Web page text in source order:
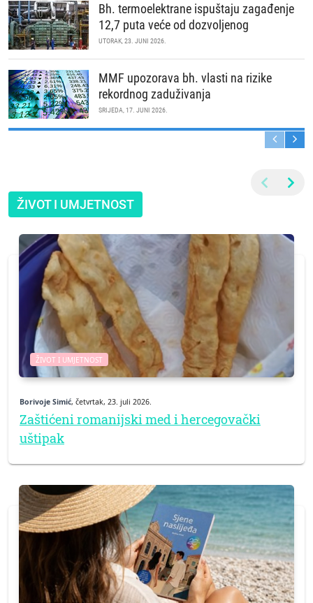
Bh. termoelektrane ispuštaju zagađenje
12,7 puta veće od dozvoljenog
UTORAK, 23. JUNI 2026.
MMF upozorava bh. vlasti na rizike
rekordnog zaduživanja
SRIJEDA, 17. JUNI 2026.
ŽIVOT I UMJETNOST
ŽIVOT I UMJETNOST
Borivoje Simić, četvrtak, 23. juli 2026.
Zaštićeni romanijski med i hercegovački
uštipak